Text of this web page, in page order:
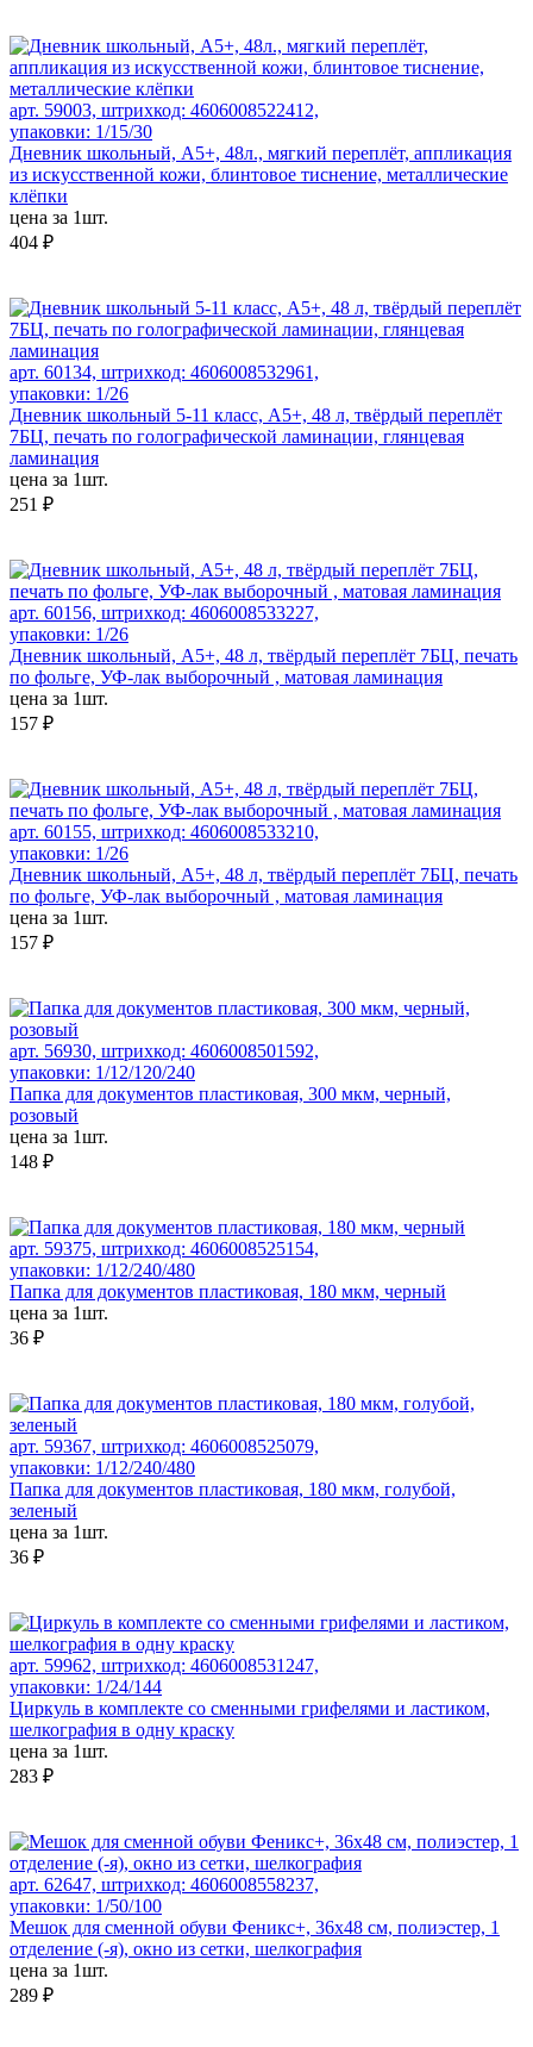
арт. 59003, штрихкод: 4606008522412,
упаковки: 1/15/30
Дневник школьный, А5+, 48л., мягкий переплёт, аппликация
из искусственной кожи, блинтовое тиснение, металлические
клёпки
цена за 1шт.
404 ₽
арт. 60134, штрихкод: 4606008532961,
упаковки: 1/26
Дневник школьный 5-11 класс, А5+, 48 л, твёрдый переплёт
7БЦ, печать по голографической ламинации, глянцевая
ламинация
цена за 1шт.
251 ₽
арт. 60156, штрихкод: 4606008533227,
упаковки: 1/26
Дневник школьный, А5+, 48 л, твёрдый переплёт 7БЦ, печать
по фольге, УФ-лак выборочный , матовая ламинация
цена за 1шт.
157 ₽
арт. 60155, штрихкод: 4606008533210,
упаковки: 1/26
Дневник школьный, А5+, 48 л, твёрдый переплёт 7БЦ, печать
по фольге, УФ-лак выборочный , матовая ламинация
цена за 1шт.
157 ₽
арт. 56930, штрихкод: 4606008501592,
упаковки: 1/12/120/240
Папка для документов пластиковая, 300 мкм, черный,
розовый
цена за 1шт.
148 ₽
арт. 59375, штрихкод: 4606008525154,
упаковки: 1/12/240/480
Папка для документов пластиковая, 180 мкм, черный
цена за 1шт.
36 ₽
арт. 59367, штрихкод: 4606008525079,
упаковки: 1/12/240/480
Папка для документов пластиковая, 180 мкм, голубой,
зеленый
цена за 1шт.
36 ₽
арт. 59962, штрихкод: 4606008531247,
упаковки: 1/24/144
Циркуль в комплекте со сменными грифелями и ластиком,
шелкография в одну краску
цена за 1шт.
283 ₽
арт. 62647, штрихкод: 4606008558237,
упаковки: 1/50/100
Мешок для сменной обуви Феникс+, 36х48 см, полиэстер, 1
отделение (-я), окно из сетки, шелкография
цена за 1шт.
289 ₽